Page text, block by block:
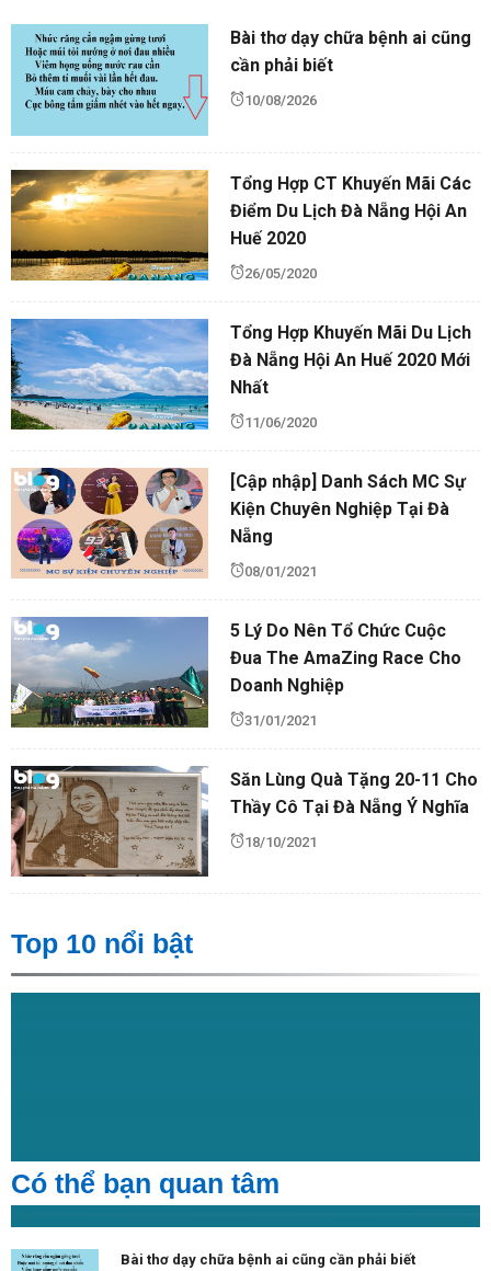
Bài thơ dạy chữa bệnh ai cũng
cần phải biết
10/08/2026
Tổng Hợp CT Khuyến Mãi Các
Điểm Du Lịch Đà Nẵng Hội An
Huế 2020
26/05/2020
Tổng Hợp Khuyến Mãi Du Lịch
Đà Nẵng Hội An Huế 2020 Mới
Nhất
11/06/2020
[Cập nhập] Danh Sách MC Sự
Kiện Chuyên Nghiệp Tại Đà
Nẵng
08/01/2021
5 Lý Do Nên Tổ Chức Cuộc
Đua The AmaZing Race Cho
Doanh Nghiệp
31/01/2021
Săn Lùng Quà Tặng 20-11 Cho
Thầy Cô Tại Đà Nẵng Ý Nghĩa
18/10/2021
Top 10 nổi bật
Có thể bạn quan tâm
Bài thơ dạy chữa bệnh ai cũng cần phải biết